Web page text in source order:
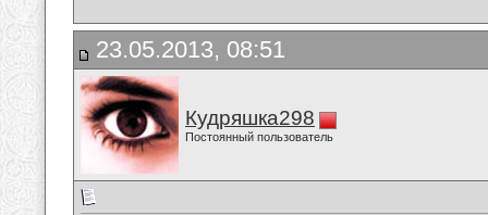
23.05.2013, 08:51
Кудряшка298
Постоянный пользователь